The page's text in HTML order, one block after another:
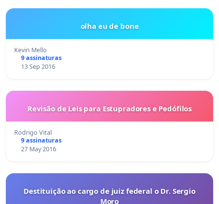
olha eu de bone
Kevin Mello
9 assinaturas
13 Sep 2016
Revisão de Leis para Estupradores e Pedófilos
Rodrigo Vital
9 assinaturas
27 May 2016
Destituição ao cargo de juiz federal o Dr. Sergio
Moro